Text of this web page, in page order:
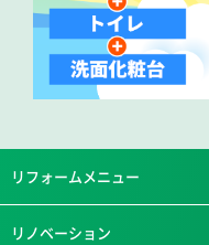
リフォームメニュー
リノベーション